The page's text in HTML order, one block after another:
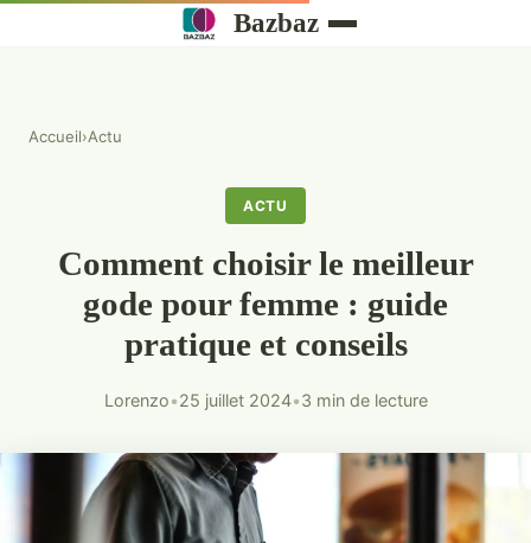
Bazbaz
Accueil›Actu
ACTU
Comment choisir le meilleur
gode pour femme : guide
pratique et conseils
Lorenzo•25 juillet 2024•3 min de lecture